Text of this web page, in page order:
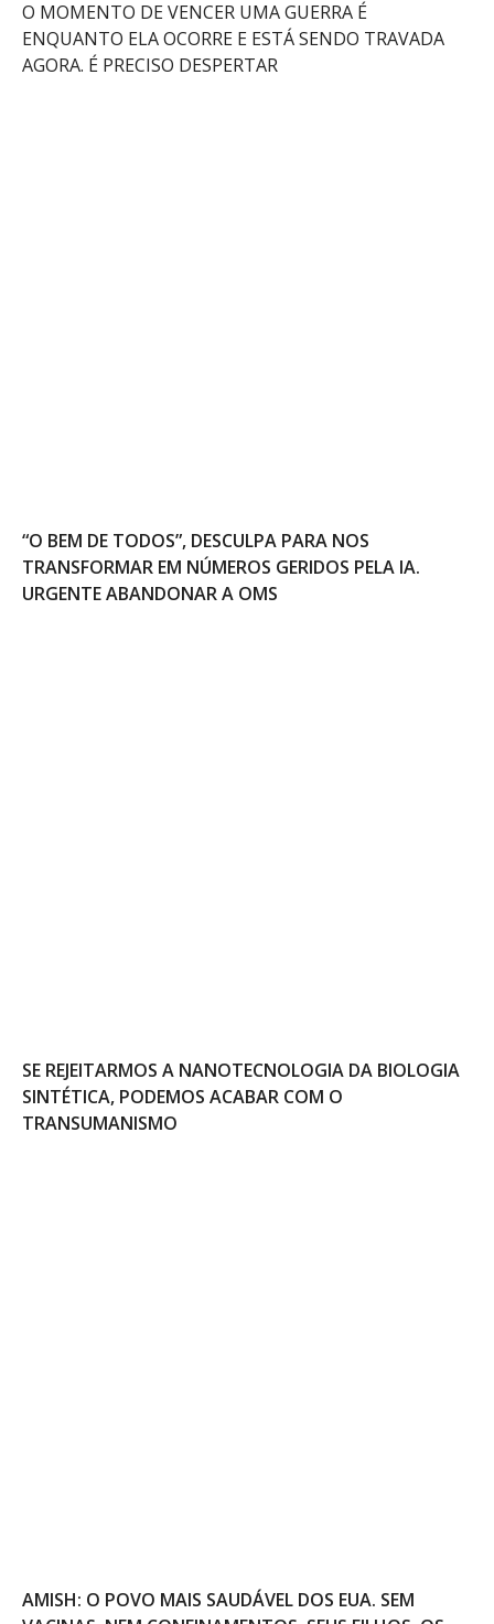
O MOMENTO DE VENCER UMA GUERRA É
ENQUANTO ELA OCORRE E ESTÁ SENDO TRAVADA
AGORA. É PRECISO DESPERTAR
“O BEM DE TODOS”, DESCULPA PARA NOS
TRANSFORMAR EM NÚMEROS GERIDOS PELA IA.
URGENTE ABANDONAR A OMS
SE REJEITARMOS A NANOTECNOLOGIA DA BIOLOGIA
SINTÉTICA, PODEMOS ACABAR COM O
TRANSUMANISMO
AMISH: O POVO MAIS SAUDÁVEL DOS EUA. SEM